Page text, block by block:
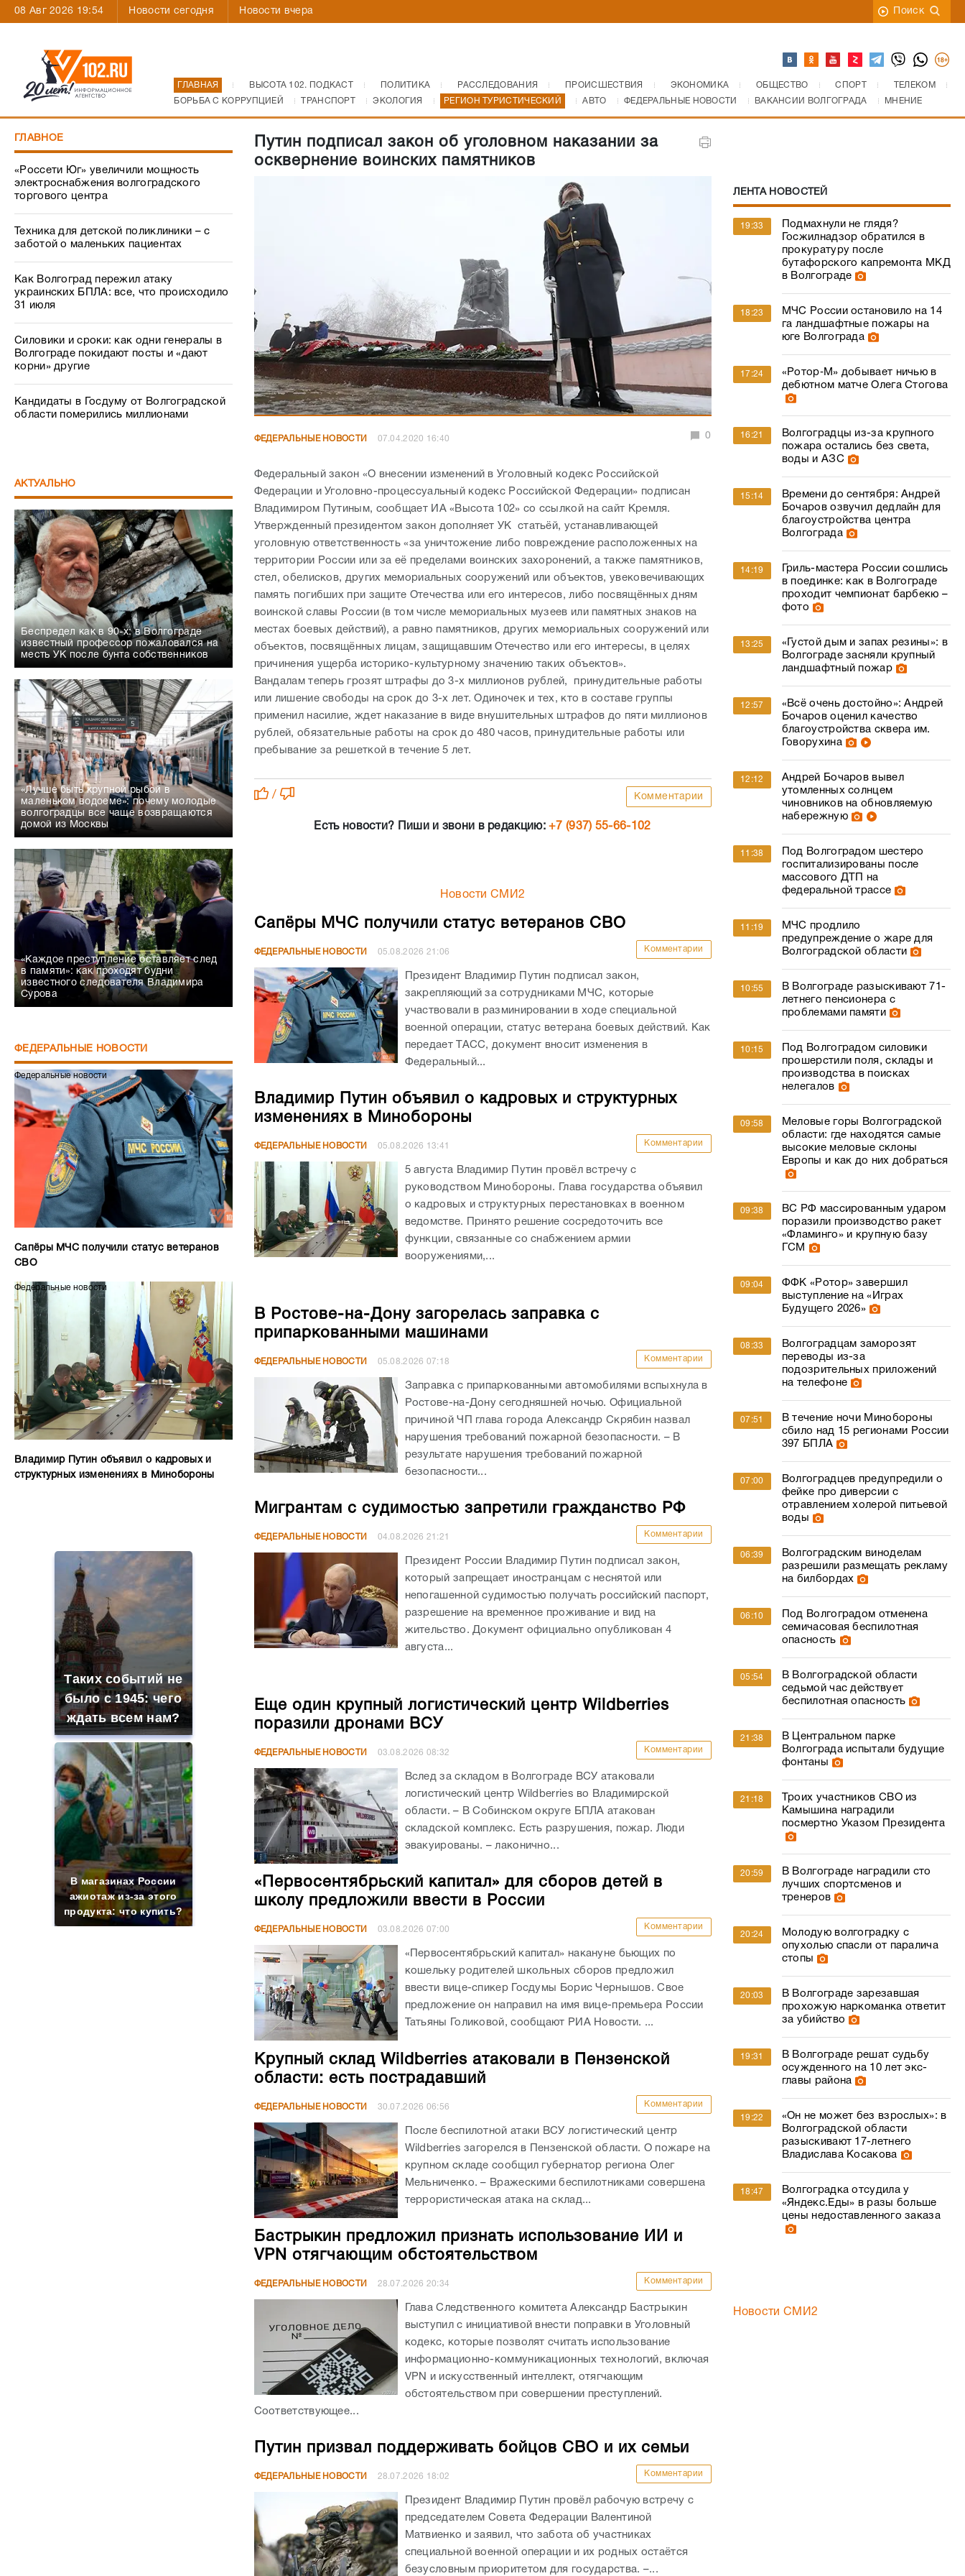
08 Авг 2026 19:54 Новости сегодня Новости вчера Поиск
ГЛАВНАЯ ВЫСОТА 102. ПОДКАСТ ПОЛИТИКА РАССЛЕДОВАНИЯ ПРОИСШЕСТВИЯ ЭКОНОМИКА ОБЩЕСТВО СПОРТ
ТЕЛЕКОМ
БОРЬБА С КОРРУПЦИЕЙ
ТРАНСПОРТ ЭКОЛОГИЯ РЕГИОН ТУРИСТИЧЕСКИЙ АВТО ФЕДЕРАЛЬНЫЕ НОВОСТИ ВАКАНСИИ ВОЛГОГРАДА МНЕНИЕ
ГЛАВНОЕ
«Россети Юг» увеличили мощность
электроснабжения волгоградского
торгового центра
Техника для детской поликлиники – с
заботой о маленьких пациентах
Как Волгоград пережил атаку
украинских БПЛА: все, что происходило
31 июля
Силовики и сроки: как одни генералы в
Волгограде покидают посты и «дают
корни» другие
Кандидаты в Госдуму от Волгоградской
области померились миллионами
АКТУАЛЬНО
Беспредел как в 90-х: в Волгограде
известный профессор пожаловался на
месть УК после бунта собственников
«Лучше быть крупной рыбой в
маленьком водоеме»: почему молодые
волгоградцы все чаще возвращаются
домой из Москвы
«Каждое преступление оставляет след
в памяти»: как проходят будни
известного следователя Владимира
Сурова
ФЕДЕРАЛЬНЫЕ НОВОСТИ
Федеральные новости
Сапёры МЧС получили статус ветеранов
СВО
Федеральные новости
Владимир Путин объявил о кадровых и
структурных изменениях в Минобороны
Таких событий не
было с 1945: чего
ждать всем нам?
В магазинах России
ажиотаж из-за этого
продукта: что купить?
Путин подписал закон об уголовном наказании за
осквернение воинских памятников
ФЕДЕРАЛЬНЫЕ НОВОСТИ 07.04.2020 16:40 0
Федеральный закон «О внесении изменений в Уголовный кодекс Российской
Федерации и Уголовно-процессуальный кодекс Российской Федерации» подписан
Владимиром Путиным, сообщает ИА «Высота 102» со ссылкой на сайт Кремля.
Утвержденный президентом закон дополняет УК статьёй, устанавливающей
уголовную ответственность «за уничтожение либо повреждение расположенных на
территории России или за её пределами воинских захоронений, а также памятников,
стел, обелисков, других мемориальных сооружений или объектов, увековечивающих
память погибших при защите Отечества или его интересов, либо посвящённых дням
воинской славы России (в том числе мемориальных музеев или памятных знаков на
местах боевых действий), а равно памятников, других мемориальных сооружений или
объектов, посвящённых лицам, защищавшим Отечество или его интересы, в целях
причинения ущерба историко-культурному значению таких объектов».
Вандалам теперь грозят штрафы до 3-х миллионов рублей, принудительные работы
или лишение свободы на срок до 3-х лет. Одиночек и тех, кто в составе группы
применил насилие, ждет наказание в виде внушительных штрафов до пяти миллионов
рублей, обязательные работы на срок до 480 часов, принудительные работы или
пребывание за решеткой в течение 5 лет.
/ Комментарии
Есть новости? Пиши и звони в редакцию:+7 (937) 55-66-102
Новости СМИ2
Сапёры МЧС получили статус ветеранов СВО
ФЕДЕРАЛЬНЫЕ НОВОСТИ 05.08.2026 21:06 Комментарии
Президент Владимир Путин подписал закон,
закрепляющий за сотрудниками МЧС, которые
участвовали в разминировании в ходе специальной
военной операции, статус ветерана боевых действий. Как
передает ТАСС, документ вносит изменения в
Федеральный...
Владимир Путин объявил о кадровых и структурных
изменениях в Минобороны
ФЕДЕРАЛЬНЫЕ НОВОСТИ 05.08.2026 13:41 Комментарии
5 августа Владимир Путин провёл встречу с
руководством Минобороны. Глава государства объявил
о кадровых и структурных перестановках в военном
ведомстве. Принято решение сосредоточить все
функции, связанные со снабжением армии
вооружениями,...
В Ростове-на-Дону загорелась заправка с
припаркованными машинами
ФЕДЕРАЛЬНЫЕ НОВОСТИ 05.08.2026 07:18 Комментарии
Заправка с припаркованными автомобилями вспыхнула в
Ростове-на-Дону сегодняшней ночью. Официальной
причиной ЧП глава города Александр Скрябин назвал
нарушения требований пожарной безопасности. – В
результате нарушения требований пожарной
безопасности...
Мигрантам с судимостью запретили гражданство РФ
ФЕДЕРАЛЬНЫЕ НОВОСТИ 04.08.2026 21:21 Комментарии
Президент России Владимир Путин подписал закон,
который запрещает иностранцам с неснятой или
непогашенной судимостью получать российский паспорт,
разрешение на временное проживание и вид на
жительство. Документ официально опубликован 4
августа...
Еще один крупный логистический центр Wildberries
поразили дронами ВСУ
ФЕДЕРАЛЬНЫЕ НОВОСТИ 03.08.2026 08:32 Комментарии
Вслед за складом в Волгограде ВСУ атаковали
логистический центр Wildberries во Владимирской
области. – В Собинском округе БПЛА атакован
складской комплекс. Есть разрушения, пожар. Люди
эвакуированы. – лаконично...
«Первосентябрьский капитал» для сборов детей в
школу предложили ввести в России
ФЕДЕРАЛЬНЫЕ НОВОСТИ 03.08.2026 07:00 Комментарии
«Первосентябрьский капитал» накануне бьющих по
кошельку родителей школьных сборов предложил
ввести вице-спикер Госдумы Борис Чернышов. Свое
предложение он направил на имя вице-премьера России
Татьяны Голиковой, сообщают РИА Новости. ...
Крупный склад Wildberries атаковали в Пензенской
области: есть пострадавший
ФЕДЕРАЛЬНЫЕ НОВОСТИ 30.07.2026 06:56 Комментарии
После беспилотной атаки ВСУ логистический центр
Wildberries загорелся в Пензенской области. О пожаре на
крупном складе сообщил губернатор региона Олег
Мельниченко. – Вражескими беспилотниками совершена
террористическая атака на склад...
Бастрыкин предложил признать использование ИИ и
VPN отягчающим обстоятельством
ФЕДЕРАЛЬНЫЕ НОВОСТИ 28.07.2026 20:34 Комментарии
Глава Следственного комитета Александр Бастрыкин
выступил с инициативой внести поправки в Уголовный
кодекс, которые позволят считать использование
информационно-коммуникационных технологий, включая
VPN и искусственный интеллект, отягчающим
обстоятельством при совершении преступлений.
Соответствующее...
Путин призвал поддерживать бойцов СВО и их семьи
ФЕДЕРАЛЬНЫЕ НОВОСТИ 28.07.2026 18:02 Комментарии
Президент Владимир Путин провёл рабочую встречу с
председателем Совета Федерации Валентиной
Матвиенко и заявил, что забота об участниках
специальной военной операции и их родных остаётся
безусловным приоритетом для государства. –...
ЛЕНТА НОВОСТЕЙ
19:33
Подмахнули не глядя?
Госжилнадзор обратился в
прокуратуру после
бутафорского капремонта МКД
в Волгограде
18:23
МЧС России остановило на 14
га ландшафтные пожары на
юге Волгограда
17:24
«Ротор‑М» добывает ничью в
дебютном матче Олега Стогова
16:21
Волгоградцы из-за крупного
пожара остались без света,
воды и АЗС
15:14
Времени до сентября: Андрей
Бочаров озвучил дедлайн для
благоустройства центра
Волгограда
14:19
Гриль-мастера России сошлись
в поединке: как в Волгограде
проходит чемпионат барбекю –
фото
13:25
«Густой дым и запах резины»: в
Волгограде засняли крупный
ландшафтный пожар
12:57
«Всё очень достойно»: Андрей
Бочаров оценил качество
благоустройства сквера им.
Говорухина
12:12
Андрей Бочаров вывел
утомленных солнцем
чиновников на обновляемую
набережную
11:38
Под Волгоградом шестеро
госпитализированы после
массового ДТП на
федеральной трассе
11:19
МЧС продлило
предупреждение о жаре для
Волгоградской области
10:55
В Волгограде разыскивают 71-
летнего пенсионера с
проблемами памяти
10:15
Под Волгоградом силовики
прошерстили поля, склады и
производства в поисках
нелегалов
09:58
Меловые горы Волгоградской
области: где находятся самые
высокие меловые склоны
Европы и как до них добраться
09:38
ВС РФ массированным ударом
поразили производство ракет
«Фламинго» и крупную базу
ГСМ
09:04
ФФК «Ротор» завершил
выступление на «Играх
Будущего 2026»
08:33
Волгоградцам заморозят
переводы из-за
подозрительных приложений
на телефоне
07:51
В течение ночи Минобороны
сбило над 15 регионами России
397 БПЛА
07:00
Волгоградцев предупредили о
фейке про диверсии с
отравлением холерой питьевой
воды
06:39
Волгоградским виноделам
разрешили размещать рекламу
на билбордах
06:10
Под Волгоградом отменена
семичасовая беспилотная
опасность
05:54
В Волгоградской области
седьмой час действует
беспилотная опасность
21:38
В Центральном парке
Волгограда испытали будущие
фонтаны
21:18
Троих участников СВО из
Камышина наградили
посмертно Указом Президента
20:59
В Волгограде наградили сто
лучших спортсменов и
тренеров
20:24
Молодую волгоградку с
опухолью спасли от паралича
стопы
20:03
В Волгограде зарезавшая
прохожую наркоманка ответит
за убийство
19:31
В Волгограде решат судьбу
осужденного на 10 лет экс-
главы района
19:22
«Он не может без взрослых»: в
Волгоградской области
разыскивают 17-летнего
Владислава Косакова
18:47
Волгоградка отсудила у
«Яндекс.Еды» в разы больше
цены недоставленного заказа
Новости СМИ2